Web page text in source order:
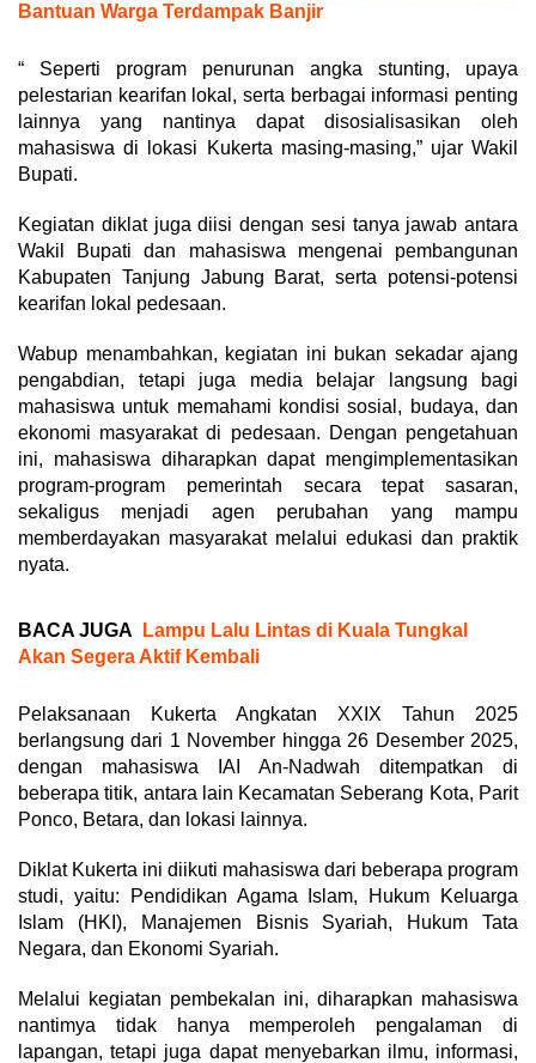
Bantuan Warga Terdampak Banjir
“ Seperti program penurunan angka stunting, upaya
pelestarian kearifan lokal, serta berbagai informasi penting
lainnya yang nantinya dapat disosialisasikan oleh
mahasiswa di lokasi Kukerta masing-masing,” ujar Wakil
Bupati.
Kegiatan diklat juga diisi dengan sesi tanya jawab antara
Wakil Bupati dan mahasiswa mengenai pembangunan
Kabupaten Tanjung Jabung Barat, serta potensi-potensi
kearifan lokal pedesaan.
Wabup menambahkan, kegiatan ini bukan sekadar ajang
pengabdian, tetapi juga media belajar langsung bagi
mahasiswa untuk memahami kondisi sosial, budaya, dan
ekonomi masyarakat di pedesaan. Dengan pengetahuan
ini, mahasiswa diharapkan dapat mengimplementasikan
program-program pemerintah secara tepat sasaran,
sekaligus menjadi agen perubahan yang mampu
memberdayakan masyarakat melalui edukasi dan praktik
nyata.
BACA JUGA
Lampu Lalu Lintas di Kuala Tungkal
Akan Segera Aktif Kembali
Pelaksanaan Kukerta Angkatan XXIX Tahun 2025
berlangsung dari 1 November hingga 26 Desember 2025,
dengan mahasiswa IAI An-Nadwah ditempatkan di
beberapa titik, antara lain Kecamatan Seberang Kota, Parit
Ponco, Betara, dan lokasi lainnya.
Diklat Kukerta ini diikuti mahasiswa dari beberapa program
studi, yaitu: Pendidikan Agama Islam, Hukum Keluarga
Islam (HKI), Manajemen Bisnis Syariah, Hukum Tata
Negara, dan Ekonomi Syariah.
Melalui kegiatan pembekalan ini, diharapkan mahasiswa
nantimya tidak hanya memperoleh pengalaman di
lapangan, tetapi juga dapat menyebarkan ilmu, informasi,